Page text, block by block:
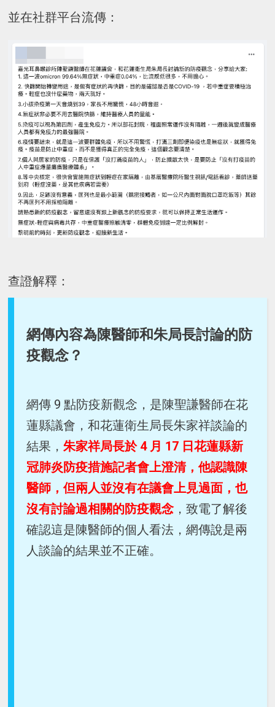
並在社群平台流傳：
查證解釋：
網傳內容為陳醫師和朱局長討論的防
疫觀念？
網傳 9 點防疫新觀念，是陳聖謙醫師在花
蓮縣議會，和花蓮衛生局長朱家祥談論的
結果，朱家祥局長於 4 月 17 日花蓮縣新
冠肺炎防疫措施記者會上澄清，他認識陳
醫師，但兩人並沒有在議會上見過面，也
沒有討論過相關的防疫觀念，致電了解後
確認這是陳醫師的個人看法，網傳說是兩
人談論的結果並不正確。